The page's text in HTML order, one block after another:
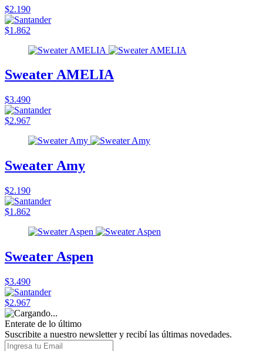
$2.190
$1.862
Sweater AMELIA
$3.490
$2.967
Sweater Amy
$2.190
$1.862
Sweater Aspen
$3.490
$2.967
Enterate de lo último
Suscribite a nuestro newsletter y recibí las últimas novedades.